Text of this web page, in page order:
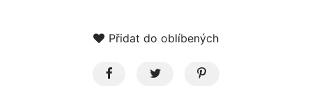
Přidat do oblíbených